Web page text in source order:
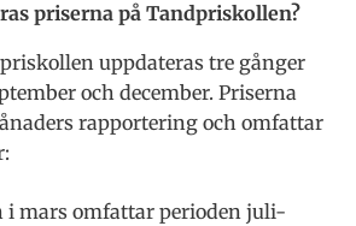
priserna på Tandpriskollen?
uppdateras tre gånger
och december. Priserna
rapportering och omfattar
i mars omfattar perioden juli-